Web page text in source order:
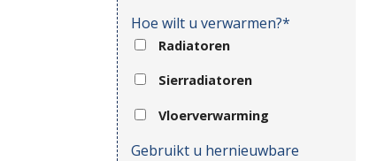
Hoe wilt u verwarmen?*
Radiatoren
Sierradiatoren
Vloerverwarming
Gebruikt u hernieuwbare